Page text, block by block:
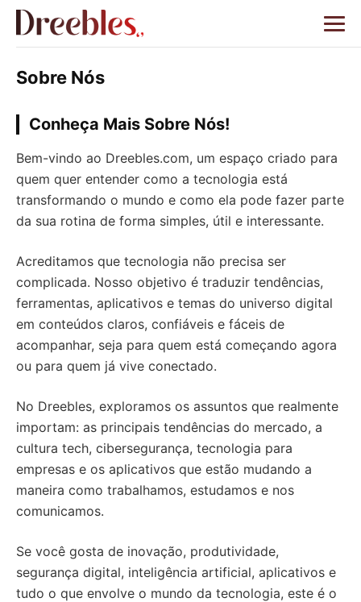
Sobre Nós
Conheça Mais Sobre Nós!
Bem-vindo ao Dreebles.com, um espaço criado para
quem quer entender como a tecnologia está
transformando o mundo e como ela pode fazer parte
da sua rotina de forma simples, útil e interessante.
Acreditamos que tecnologia não precisa ser
complicada. Nosso objetivo é traduzir tendências,
ferramentas, aplicativos e temas do universo digital
em conteúdos claros, confiáveis e fáceis de
acompanhar, seja para quem está começando agora
ou para quem já vive conectado.
No Dreebles, exploramos os assuntos que realmente
importam: as principais tendências do mercado, a
cultura tech, cibersegurança, tecnologia para
empresas e os aplicativos que estão mudando a
maneira como trabalhamos, estudamos e nos
comunicamos.
Se você gosta de inovação, produtividade,
segurança digital, inteligência artificial, aplicativos e
tudo o que envolve o mundo da tecnologia, este é o